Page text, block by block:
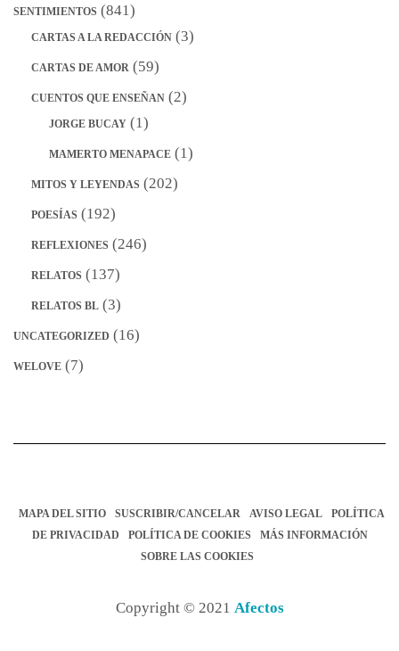
SENTIMIENTOS (841)
CARTAS A LA REDACCIÓN (3)
CARTAS DE AMOR (59)
CUENTOS QUE ENSEÑAN (2)
JORGE BUCAY (1)
MAMERTO MENAPACE (1)
MITOS Y LEYENDAS (202)
POESÍAS (192)
REFLEXIONES (246)
RELATOS (137)
RELATOS BL (3)
UNCATEGORIZED (16)
WELOVE (7)
MAPA DEL SITIO SUSCRIBIR/CANCELAR AVISO LEGAL
POLÍTICA
DE PRIVACIDAD
POLÍTICA DE COOKIES
MÁS INFORMACIÓN
SOBRE LAS COOKIES
Copyright © 2021 Afectos